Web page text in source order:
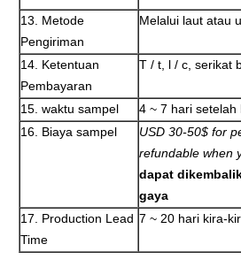
13. Metode
Pengiriman
Melalui laut atau
14. Ketentuan
Pembayaran
T / t, l / c, serikat
15. waktu sampel
4 ~ 7 hari setelah
16. Biaya sampel
USD 30-50$ for
refundable when
dapat
gaya
17. Production Lead
Time
7 ~ 20 hari kira-